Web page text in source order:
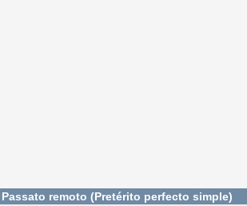
Passato remoto (Pretérito perfecto simple)